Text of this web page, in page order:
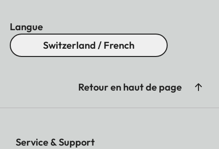
Langue
Switzerland / French
Retour en haut de page
Service & Support